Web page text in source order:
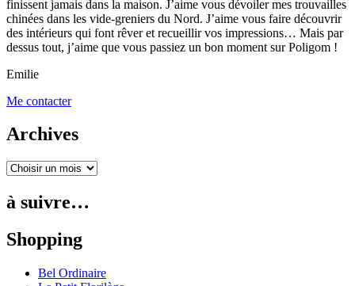
finissent jamais dans la maison. J’aime vous dévoiler mes trouvailles
chinées dans les vide-greniers du Nord. J’aime vous faire découvrir
des intérieurs qui font rêver et recueillir vos impressions… Mais par
dessus tout, j’aime que vous passiez un bon moment sur Poligom !
Emilie
Me contacter
Archives
à suivre…
Shopping
Bel Ordinaire